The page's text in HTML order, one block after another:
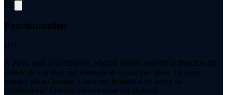
FR
Fonctionnalités
HD
À Paris, sous l’Occupation, Marion Steiner reprend la direction du
théâtre de son mari juif allemand et monte une pièce. Le jeune
premier est un homme à femmes, le metteur en scène un
collaborateur. Chacun observe et se sait observé.